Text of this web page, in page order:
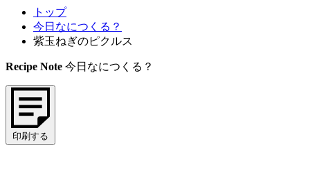
トップ
今日なにつくる？
紫玉ねぎのピクルス
Recipe Note 今日なにつくる？
印刷する